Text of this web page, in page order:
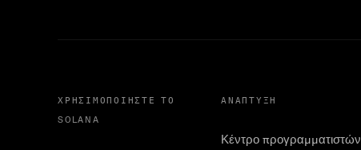
ΧΡΗΣΙΜΟΠΟΙΉΣΤΕ ΤΟ
SOLANA
ΑΝΆΠΤΥΞΗ
Κέντρο προγραμματιστών